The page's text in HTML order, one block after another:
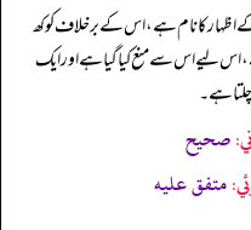
کے اظہار کا نام ہے، اس کے برخلاف کوکھ
ہے، اس لیے اس سے منع کیا گیا ہے اور ایک
ہے۔
صحيح
متفق عليه